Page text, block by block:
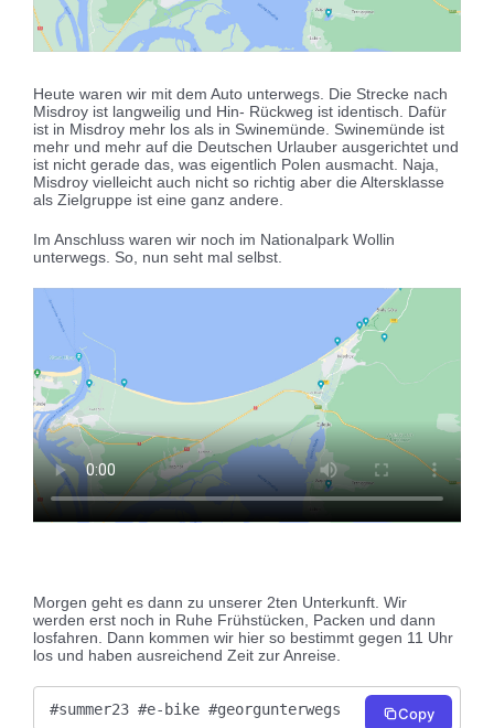
Heute waren wir mit dem Auto unterwegs. Die Strecke nach
Misdroy ist langweilig und Hin- Rückweg ist identisch. Dafür
ist in Misdroy mehr los als in Swinemünde. Swinemünde ist
mehr und mehr auf die Deutschen Urlauber ausgerichtet und
ist nicht gerade das, was eigentlich Polen ausmacht. Naja,
Misdroy vielleicht auch nicht so richtig aber die Altersklasse
als Zielgruppe ist eine ganz andere.
Im Anschluss waren wir noch im Nationalpark Wollin
unterwegs. So, nun seht mal selbst.
Morgen geht es dann zu unserer 2ten Unterkunft. Wir
werden erst noch in Ruhe Frühstücken, Packen und dann
losfahren. Dann kommen wir hier so bestimmt gegen 11 Uhr
los und haben ausreichend Zeit zur Anreise.
#summer23 #e-bike #georgunterwegs Copy